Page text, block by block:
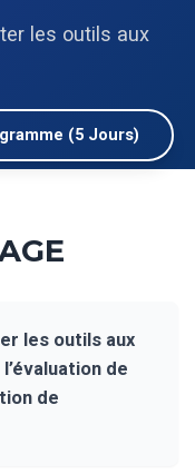
les outils aux
(5 Jours)
les outils aux
de
de